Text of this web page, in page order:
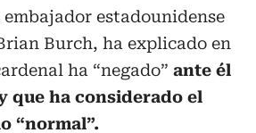
estadounidense
Burch, ha explicado en
ha “negado” ante él
que ha considerado el
“normal”.